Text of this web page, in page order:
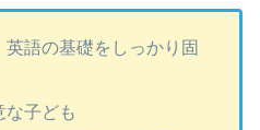
語の基礎をしっかり固
な子ども